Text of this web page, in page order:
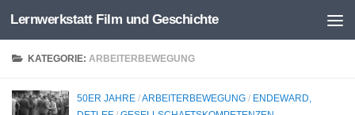
Zum Inhalt springen
Lernwerkstatt Film und Geschichte
KATEGORIE:ARBEITERBEWEGUNG
50ER JAHRE /ARBEITERBEWEGUNG / ENDEWARD,